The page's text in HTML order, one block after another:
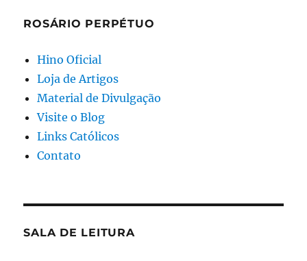
ROSÁRIO PERPÉTUO
Hino Oficial
Loja de Artigos
Material de Divulgação
Visite o Blog
Links Católicos
Contato
SALA DE LEITURA